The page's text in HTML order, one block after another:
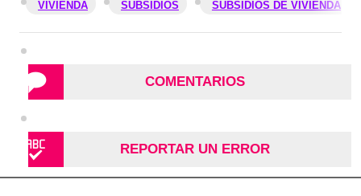
VIVIENDA SUBSIDIOS SUBSIDIOS DE VIVIENDA
COMENTARIOS
REPORTAR UN ERROR